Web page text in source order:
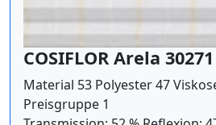
COSIFLOR Arela 30271
Material 53 Polyester 47
Preisgruppe 1